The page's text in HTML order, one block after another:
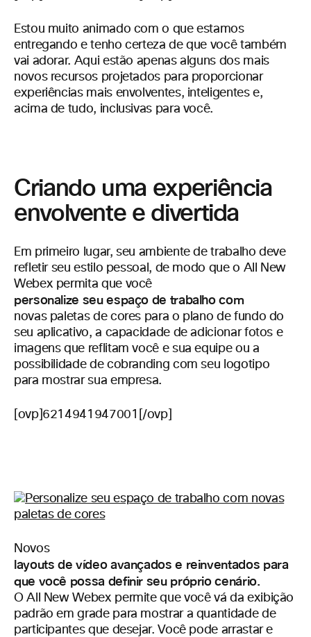
Estou muito animado com o que estamos
entregando e tenho certeza de que você também
vai adorar. Aqui estão apenas alguns dos mais
novos recursos projetados para proporcionar
experiências mais envolventes, inteligentes e,
acima de tudo, inclusivas para você.
Criando uma experiência
envolvente e divertida
Em primeiro lugar, seu ambiente de trabalho deve
refletir seu estilo pessoal, de modo que o All New
Webex permita que você
personalize seu espaço de trabalho com
novas paletas de cores para o plano de fundo do
seu aplicativo, a capacidade de adicionar fotos e
imagens que reflitam você e sua equipe ou a
possibilidade de cobranding com seu logotipo
para mostrar sua empresa.
[ovp]6214941947001[/ovp]
Novos
layouts de vídeo avançados e reinventados para
que você possa definir seu próprio cenário.
O All New Webex permite que você vá da exibição
padrão em grade para mostrar a quantidade de
participantes que desejar. Você pode arrastar e